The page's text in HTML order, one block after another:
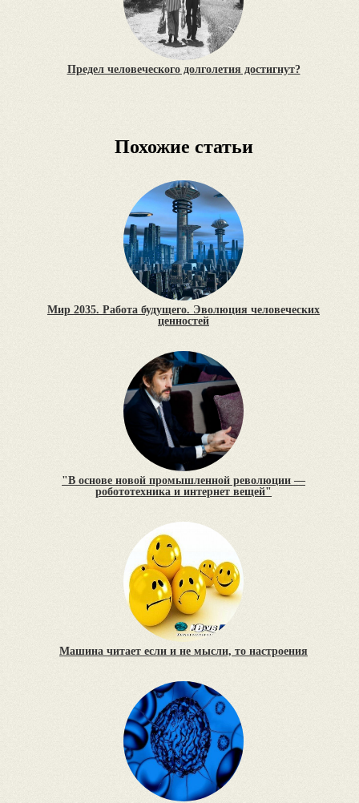
Предел человеческого долголетия достигнут?
Похожие статьи
Мир 2035. Работа будущего. Эволюция человеческих
ценностей
"В основе новой промышленной революции —
робототехника и интернет вещей"
Машина читает если и не мысли, то настроения